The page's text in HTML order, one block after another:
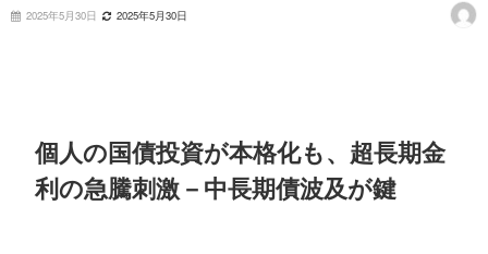
2025年5月30日 2025年5月30日
個人の国債投資が本格化も、超長期金
利の急騰刺激－中長期債波及が鍵